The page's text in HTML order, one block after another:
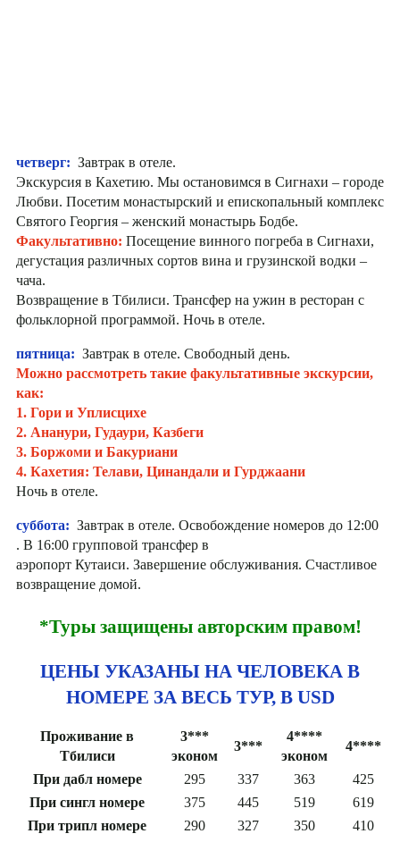
четверг: Завтрак в отеле.
Экскурсия в Кахетию. Мы остановимся в Сигнахи – городе
Любви. Посетим монастырский и епископальный комплекс
Святого Георгия – женский монастырь Бодбе.
Факультативно: Посещение винного погреба в Сигнахи,
дегустация различных сортов вина и грузинской водки –
чача.
Возвращение в Тбилиси. Трансфер на ужин в ресторан с
фольклорной программой. Ночь в отеле.
пятница: Завтрак в отеле. Свободный день.
Можно рассмотреть такие факультативные экскурсии,
как:
1. Гори и Уплисцихе
2. Ананури, Гудаури, Казбеги
3. Боржоми и Бакуриани
4. Кахетия: Телави, Цинандали и Гурджаани
Ночь в отеле.
суббота: Завтрак в отеле. Освобождение номеров до 12:00
. В 16:00 групповой трансфер в
аэропорт Кутаиси. Завершение обслуживания. Счастливое
возвращение домой.
*Туры защищены авторским правом!
ЦЕНЫ УКАЗАНЫ НА ЧЕЛОВЕКА В
НОМЕРЕ ЗА ВЕСЬ ТУР, В USD
Проживание в
Тбилиси
3***
эконом
3***
4****
эконом
4****
При дабл номере 295 337 363
425
При сингл номере
375 445 519
619
При трипл номере
290 327 350 410